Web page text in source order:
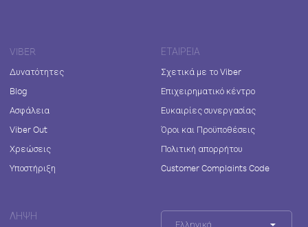
VIBER
Δυνατότητες
Blog
Ασφάλεια
Viber Out
Χρεώσεις
Υποστήριξη
ΕΤΑΙΡΕΊΑ
Σχετικά με το Viber
Επιχειρηματικό κέντρο
Ευκαιρίες συνεργασίας
Όροι και Προϋποθέσεις
Πολιτική απορρήτου
Customer Complaints Code
ΛΉΨΗ
Ελληνικά